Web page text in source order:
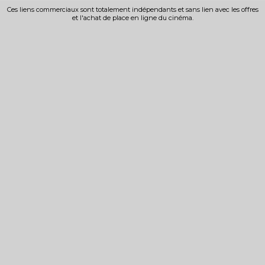
Ces liens commerciaux sont totalement indépendants et sans lien avec les offres
et l'achat de place en ligne du cinéma.